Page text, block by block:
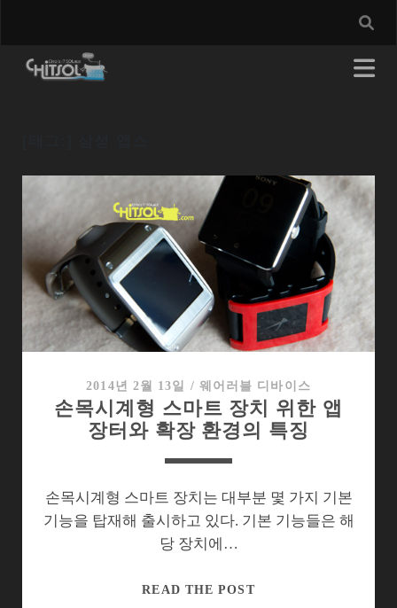
2014년 2월 13일 / 웨어러블 디바이스
손목시계형 스마트 장치 위한 앱
장터와 확장 환경의 특징
손목시계형 스마트 장치는 대부분 몇 가지 기본
기능을 탑재해 출시하고 있다. 기본 기능들은 해
당 장치에…
READ THE POST손